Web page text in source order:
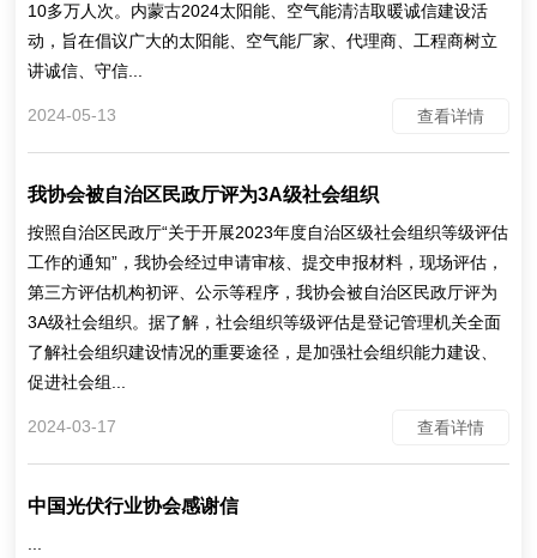
10多万人次。内蒙古2024太阳能、空气能清洁取暖诚信建设活
动，旨在倡议广大的太阳能、空气能厂家、代理商、工程商树立
讲诚信、守信...
2024-05-13 查看详情
我协会被自治区民政厅评为3A级社会组织
按照自治区民政厅“关于开展2023年度自治区级社会组织等级评估
工作的通知”，我协会经过申请审核、提交申报材料，现场评估，
第三方评估机构初评、公示等程序，我协会被自治区民政厅评为
3A级社会组织。据了解，社会组织等级评估是登记管理机关全面
了解社会组织建设情况的重要途径，是加强社会组织能力建设、
促进社会组...
2024-03-17 查看详情
中国光伏行业协会感谢信